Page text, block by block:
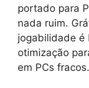
portado para
nada ruim.
jogabilidade é
otimização
em PCs fracos.